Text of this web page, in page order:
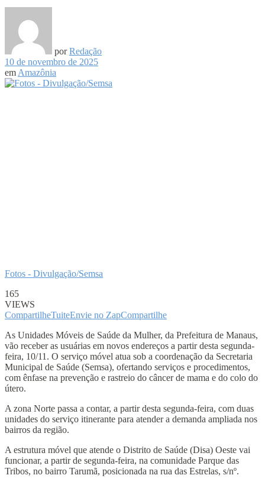
por Redação
10 de novembro de 2025
em Amazônia
Fotos - Divulgação/Semsa
165
VIEWS
CompartilheTuiteEnvie no ZapCompartilhe
As Unidades Móveis de Saúde da Mulher, da Prefeitura de Manaus,
vão receber as usuárias em novos endereços a partir desta segunda-
feira, 10/11. O serviço móvel atua sob a coordenação da Secretaria
Municipal de Saúde (Semsa), ofertando serviços e procedimentos,
com ênfase na prevenção e rastreio do câncer de mama e do colo do
útero.
A zona Norte passa a contar, a partir desta segunda-feira, com duas
unidades do serviço itinerante para atender a demanda ampliada nos
bairros da região.
A estrutura móvel que atende o Distrito de Saúde (Disa) Oeste vai
funcionar, a partir de segunda-feira, na comunidade Parque das
Tribos, no bairro Tarumã, posicionada na rua das Estrelas, s/nº.